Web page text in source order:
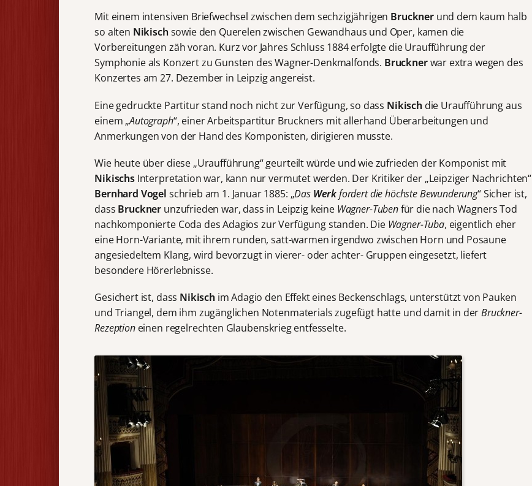
Mit einem intensiven Briefwechsel zwischen dem sechzigjährigen Brucknerund dem kaum halb
so alten Nikischsowie den Querelen zwischen Gewandhaus und Oper, kamen die
Vorbereitungen zäh voran. Kurz vor Jahres Schluss 1884 erfolgte die Uraufführung der
Symphonie als Konzert zu Gunsten des Wagner-Denkmalfonds. Brucknerwar extra wegen des
Konzertes am 27. Dezember in Leipzig angereist.
Eine gedruckte Partitur stand noch nicht zur Verfügung, so dass Nikisch die Uraufführung aus
einem „Autograph“, einer Arbeitspartitur Bruckners mit allerhand Überarbeitungen und
Anmerkungen von der Hand des Komponisten, dirigieren musste.
Wie heute über diese „Uraufführung“ geurteilt würde und wie zufrieden der Komponist mit
NikischsInterpretation war, kann nur vermutet werden. Der Kritiker der „Leipziger Nachrichten“
Bernhard Vogel schrieb am 1. Januar 1885: „Das Werkfordert die höchste Bewunderung“ Sicher ist,
dass Bruckner unzufrieden war, dass in Leipzig keine Wagner-Tubenfür die nach Wagners Tod
nachkomponierte Coda des Adagios zur Verfügung standen. Die Wagner-Tuba, eigentlich eher
eine Horn-Variante, mit ihrem runden, satt-warmen irgendwo zwischen Horn und Posaune
angesiedeltem Klang, wird bevorzugt in vierer- oder achter- Gruppen eingesetzt, liefert
besondere Hörerlebnisse.
Gesichert ist, dass Nikischim Adagio den Effekt eines Beckenschlags, unterstützt von Pauken
und Triangel, dem ihm zugänglichen Notenmaterials zugefügt hatte und damit in derBruckner-
Rezeptioneinen regelrechten Glaubenskrieg entfesselte.